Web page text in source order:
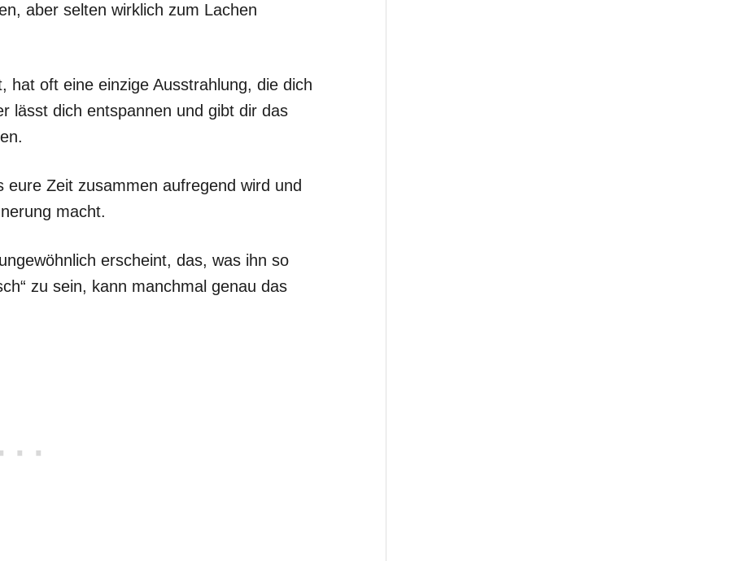
aber selten wirklich zum Lachen
hat oft eine einzige Ausstrahlung, die dich
lässt dich entspannen und gibt dir das
Zeit zusammen aufregend wird und
macht.
erscheint, das, was ihn so
zu sein, kann manchmal genau das